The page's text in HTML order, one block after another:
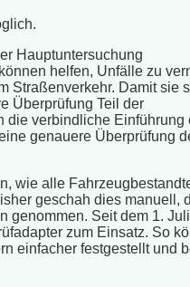
Hauptuntersuchung
helfen, Unfälle zu
Straßenverkehr. Damit sie
Überprüfung Teil der
die verbindliche Einführung
genauere Überprüfung
wie alle
geschah dies manuell,
genommen. Seit dem 1.
zum Einsatz. So
einfacher festgestellt und